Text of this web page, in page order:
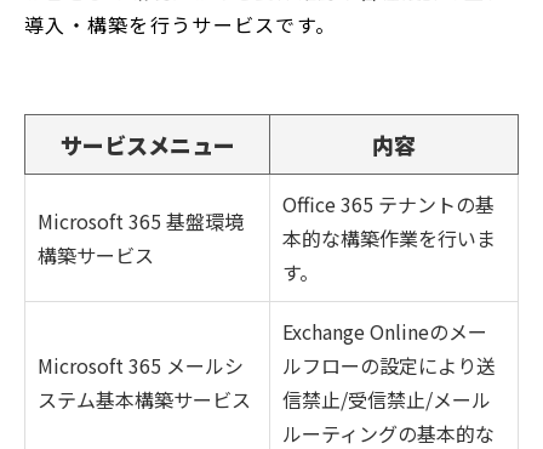
導入・構築を行うサービスです。
サービスメニュー 内容
Microsoft 365 基盤環境
構築サービス
Office 365 テナントの基
本的な構築作業を行いま
す。
Microsoft 365 メールシ
ステム基本構築サービス
Exchange Onlineのメー
ルフローの設定により送
信禁止/受信禁止/メール
ルーティングの基本的な